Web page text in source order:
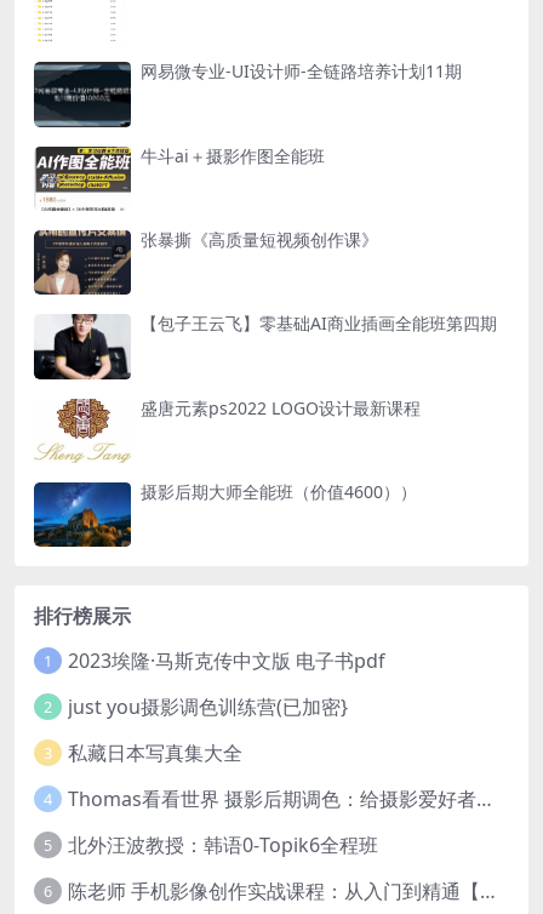
网易微专业-UI设计师-全链路培养计划11期
牛斗ai＋摄影作图全能班
张暴撕《高质量短视频创作课》
【包子王云飞】零基础AI商业插画全能班第四期
盛唐元素ps2022 LOGO设计最新课程
摄影后期大师全能班（价值4600））
排行榜展示
1 2023埃隆·马斯克传中文版 电子书pdf
2 just you摄影调色训练营(已加密}
3 私藏日本写真集大全
4 Thomas看看世界 摄影后期调色：给摄影爱好者的色彩课 网盘下载
5 北外汪波教授：韩语0-Topik6全程班
6 陈老师 手机影像创作实战课程：从入门到精通【完结】